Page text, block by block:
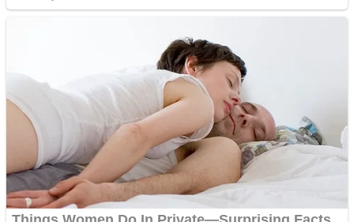
Aplică acum pentru toate
Curatare canapele
Bucuresti. Curatare
profesionala